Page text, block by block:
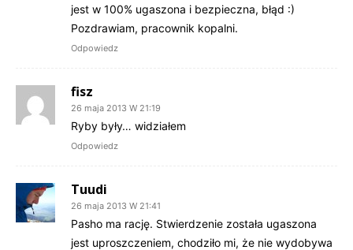
jest w 100% ugaszona i bezpieczna, błąd :)
Pozdrawiam, pracownik kopalni.
Odpowiedz
fisz
26 maja 2013 W 21:19
Ryby były… widziałem
Odpowiedz
Tuudi
26 maja 2013 W 21:41
Pasho ma rację. Stwierdzenie została ugaszona
jest uproszczeniem, chodziło mi, że nie wydobywa